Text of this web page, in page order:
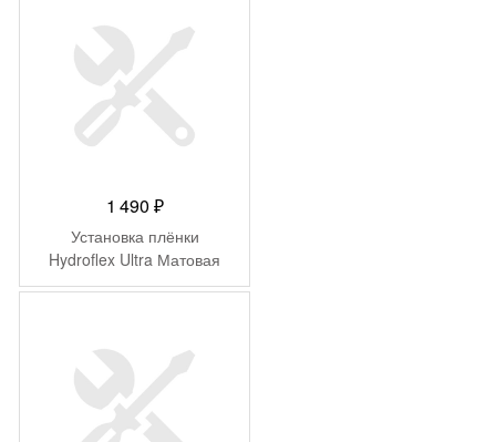
1 490 ₽
Установка плёнки
Hydroflex Ultra Матовая